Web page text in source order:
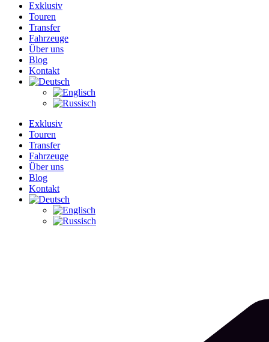
Exklusiv
Touren
Transfer
Fahrzeuge
Über uns
Blog
Kontakt
Exklusiv
Touren
Transfer
Fahrzeuge
Über uns
Blog
Kontakt